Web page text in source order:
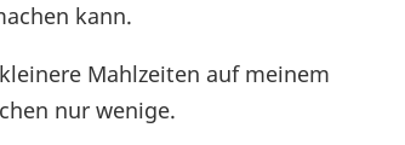
kann.
Mahlzeiten auf meinem
nur wenige.